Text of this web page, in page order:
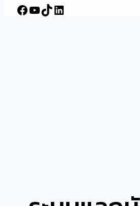
Facebook
YouTube
TikTokLinkedIn